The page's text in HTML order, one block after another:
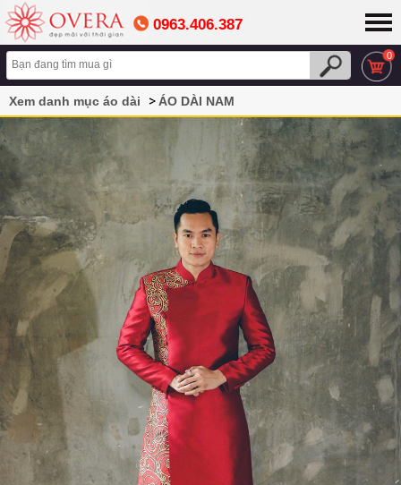
0963.406.387
0
Xem danh mục áo dài
ÁO DÀI NAM
ÁO DÀI CÁCH TÂN NAM CAO CẤP